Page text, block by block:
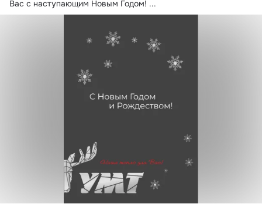
Вас с наступающим Новым Годом! ...